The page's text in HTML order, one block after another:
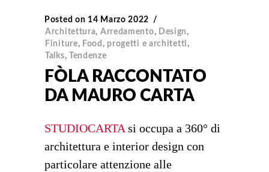
Posted on 14 Marzo 2022
Architettura, Arredamento, Design,
Finiture, Food , progetti e architetti,
Talks, Tendenze
FÒLA RACCONTATO
DA MAURO CARTA
STUDIOCARTA si occupa a 360° di
architettura e interior design con
particolare attenzione alle